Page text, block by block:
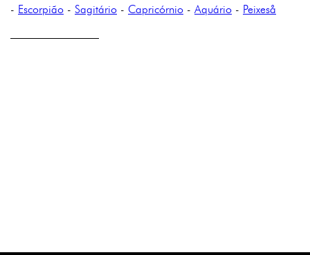
- Escorpião - Sagitário - Capricórnio - Aquário - Peixeså
————————